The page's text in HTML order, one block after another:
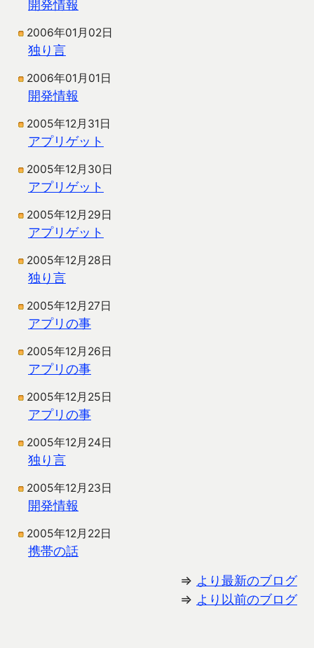
開発情報
2006年01月02日
独り言
2006年01月01日
開発情報
2005年12月31日
アプリゲット
2005年12月30日
アプリゲット
2005年12月29日
アプリゲット
2005年12月28日
独り言
2005年12月27日
アプリの事
2005年12月26日
アプリの事
2005年12月25日
アプリの事
2005年12月24日
独り言
2005年12月23日
開発情報
2005年12月22日
携帯の話
⇒ より最新のブログ
⇒ より以前のブログ